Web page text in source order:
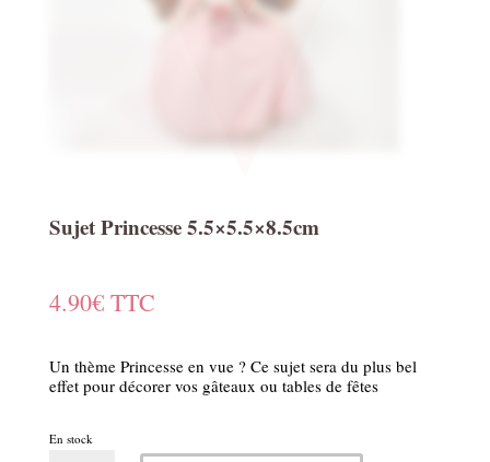
Sujet Princesse 5.5×5.5×8.5cm
4.90€ TTC
Un thème Princesse en vue ? Ce sujet sera du plus bel
effet pour décorer vos gâteaux ou tables de fêtes
En stock